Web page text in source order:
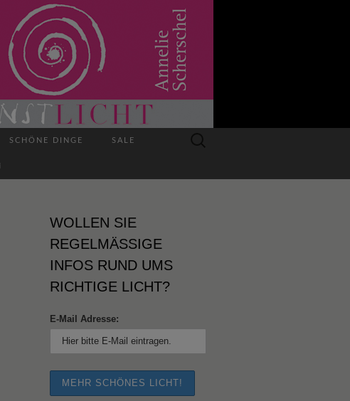
SCHÖNE DINGE SALE
WOLLEN SIE
REGELMÄSSIGE I
NFOS RUND UMS R
ICHTIGE LICHT?
E-Mail Adresse: